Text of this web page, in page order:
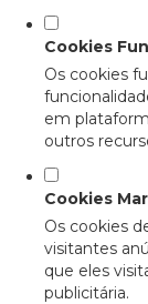
Cookies
Os cookies
em
outros
Cookies
Os cookies
visitantes
que eles
publicitária.